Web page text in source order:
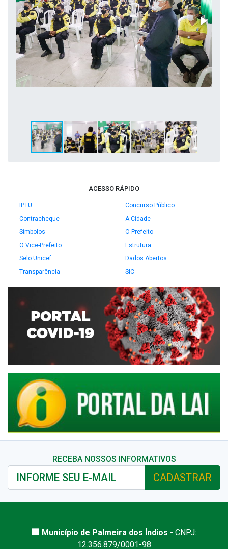
ACESSO RÁPIDO
IPTU
Concurso Público
Contracheque
A Cidade
Símbolos
O Prefeito
O Vice-Prefeito
Estrutura
Selo Unicef
Dados Abertos
Transparência
SIC
RECEBA NOSSOS INFORMATIVOS
CADASTRAR
🏢 Município de Palmeira dos Índios - CNPJ:
12.356.879/0001-98